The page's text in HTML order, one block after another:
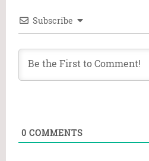
Subscribe
0 COMMENTS